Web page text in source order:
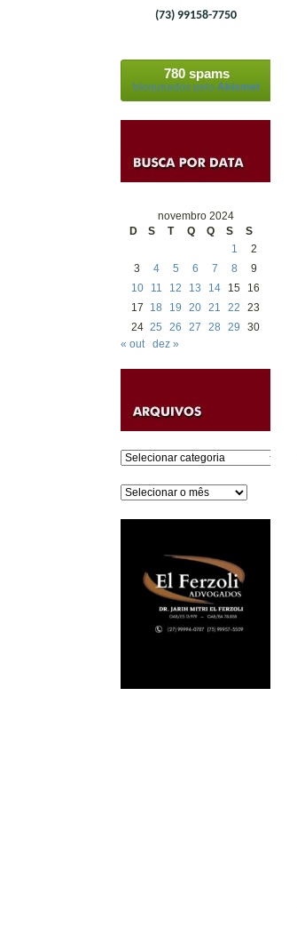
(73) 99158-7750
780 spams
bloqueados pelo Akismet
novembro 2024
D
S T Q Q S
S
1
2
3
4 5 6 7 8
9
10
11 12 13 14 15
16
17
18 19 20 21 22
23
24 25 26 27 28 29
30
« out
dez »
Categorias
Arquivos